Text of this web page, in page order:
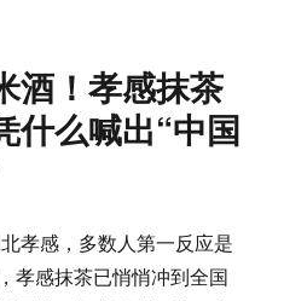
酒！孝感抹茶
什么喊出“中国
孝感，多数人第一反应是
孝感抹茶已悄悄冲到全国